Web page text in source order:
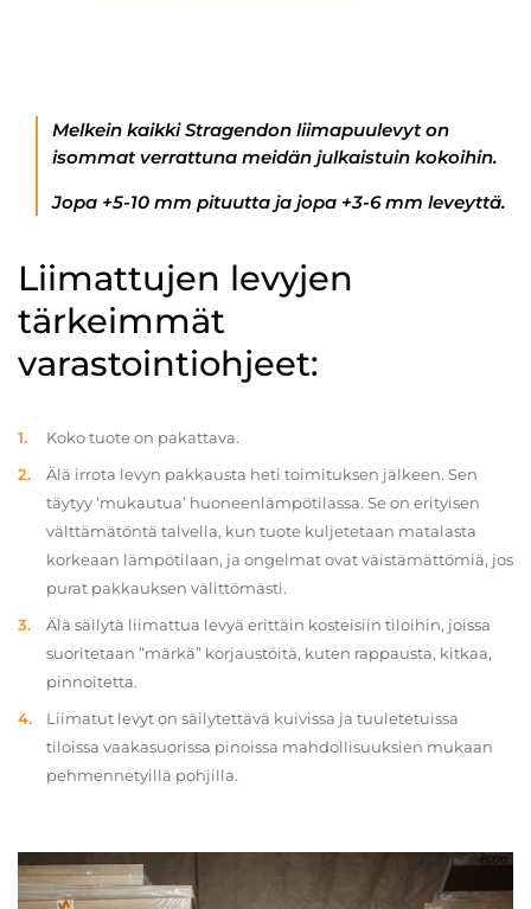
Melkein kaikki Stragendon liimapuulevyt on
isommat verrattuna meidän julkaistuin kokoihin.
Jopa +5-10 mm pituutta ja jopa +3-6 mm leveyttä.
Liimattujen levyjen
tärkeimmät
varastointiohjeet:
Koko tuote on pakattava.
Älä irrota levyn pakkausta heti toimituksen jälkeen. Sen
täytyy ‘mukautua’ huoneenlämpötilassa. Se on erityisen
välttämätöntä talvella, kun tuote kuljetetaan matalasta
korkeaan lämpötilaan, ja ongelmat ovat väistämättömiä, jos
purat pakkauksen välittömästi.
Älä säilytä liimattua levyä erittäin kosteisiin tiloihin, joissa
suoritetaan ”märkä” korjaustöitä, kuten rappausta, kitkaa,
pinnoitetta.
Liimatut levyt on säilytettävä kuivissa ja tuuletetuissa
tiloissa vaakasuorissa pinoissa mahdollisuuksien mukaan
pehmennetyillä pohjilla.